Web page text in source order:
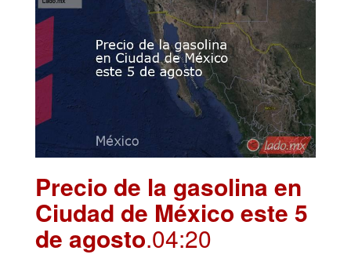
Precio de la gasolina en
Ciudad de México este 5
de agosto.04:20